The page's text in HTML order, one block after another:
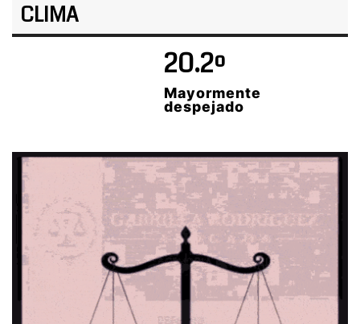
CLIMA
20.2º
Mayormente
despejado